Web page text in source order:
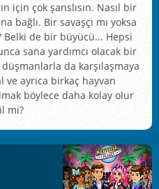
için çok şanslısın. Nasıl bir
bağlı. Bir savaşçı mı yoksa
de bir büyücü... Hepsi
sana yardımcı olacak bir
da karşılaşmaya
ve ayrıca birkaç hayvan
böylece daha kolay olur
mi?